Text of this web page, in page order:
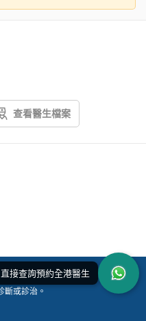
查看醫生檔案
接查詢預約全港醫生
斷或診治。